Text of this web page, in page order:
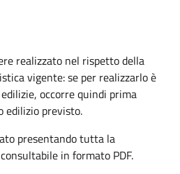
realizzato nel rispetto della
vigente: se per realizzarlo è
occorre quindi prima
edilizio previsto.
presentando tutta la
in formato PDF.